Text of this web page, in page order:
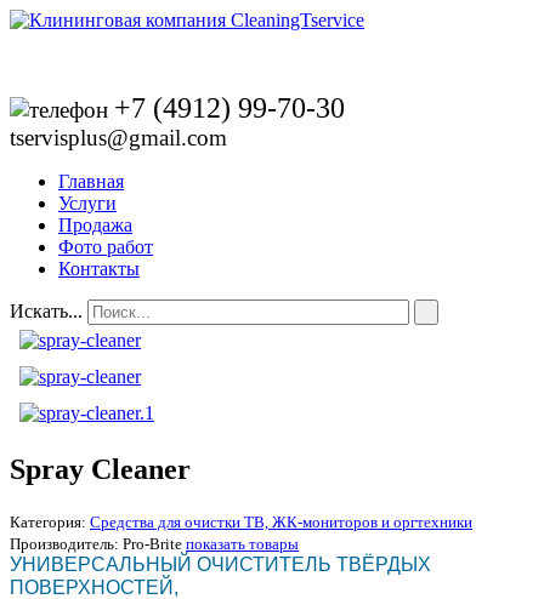
+7 (4912) 99-70-30
tservisplus@gmail.com
Главная
Услуги
Продажа
Фото работ
Контакты
Искать...
Spray Cleaner
Категория: Средства для очистки ТВ, ЖК-мониторов и оргтехники
Производитель: Pro-Brite показать товары
УНИВЕРСАЛЬНЫЙ ОЧИСТИТЕЛЬ ТВЁРДЫХ
ПОВЕРХНОСТЕЙ,